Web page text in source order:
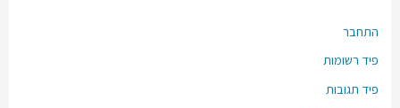
התחבר
פיד רשומות
פיד תגובות